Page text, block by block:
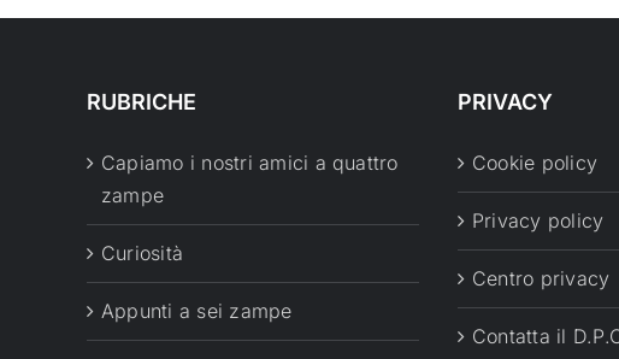
RUBRICHE
Capiamo i nostri amici a quattro
zampe
Curiosità
Appunti a sei zampe
PRIVACY
Cookie policy
Privacy policy
Centro privacy
Contatta il